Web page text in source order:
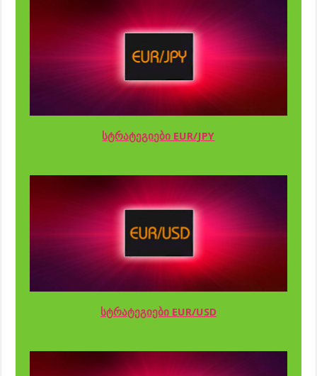
სტრატეგიები EUR/JPY
სტრატეგიები EUR/USD